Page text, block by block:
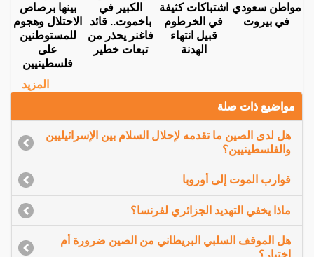
مواطن سعودي
في بيروت
اشتباكات كثيفة
في الخرطوم
قبيل انتهاء
الهدنة
الكبير في
باخموت.. قائد
فاغنر يحذر من
تبعات خطير
بينها برصاص
الاحتلال وهجوم
للمستوطنين
على
فلسطينيين
المزيد
مواضيع ذات صلة
هل لدى الصين ما تقدمه لإحلال السلام بين الإسرائيليين
والفلسطينيين؟
قوارب الموت إلى أوروبا
ماذا يخفي التهديد الجزائري لفرنسا؟
هل الموقف السلبي البريطاني من الصين ضرورة أم
اختيار؟